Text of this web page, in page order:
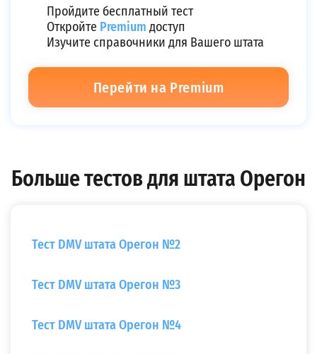
Пройдите бесплатный тест
Откройте Premium доступ
Изучите справочники для Вашего штата
Перейти на Premium
Больше тестов для штата Орегон
Тест DMV штата Орегон №2
Тест DMV штата Орегон №3
Тест DMV штата Орегон №4